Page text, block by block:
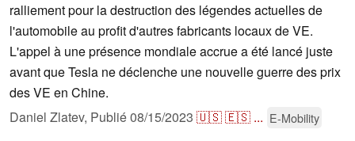
ralliement pour la destruction des légendes actuelles de
l'automobile au profit d'autres fabricants locaux de VE.
L'appel à une présence mondiale accrue a été lancé juste
avant que Tesla ne déclenche une nouvelle guerre des prix
des VE en Chine.
Daniel Zlatev, Publié08/15/2023 🇺🇸🇪🇸 ... E-Mobility